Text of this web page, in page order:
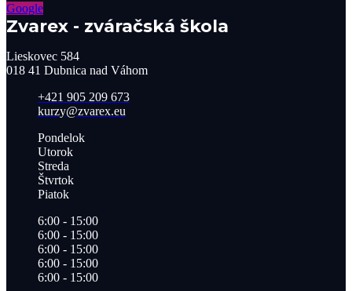
Google
Zvarex - zváračská škola
Lieskovec 584
018 41 Dubnica nad Váhom​
+421 905 209 673​
kurzy@zvarex.eu
Pondelok
Utorok
Streda
Štvrtok
Piatok
6:00 - 15:00
6:00 - 15:00
6:00 - 15:00
6:00 - 15:00
6:00 - 15:00